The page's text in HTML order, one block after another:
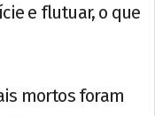
e flutuar, o que
mortos foram